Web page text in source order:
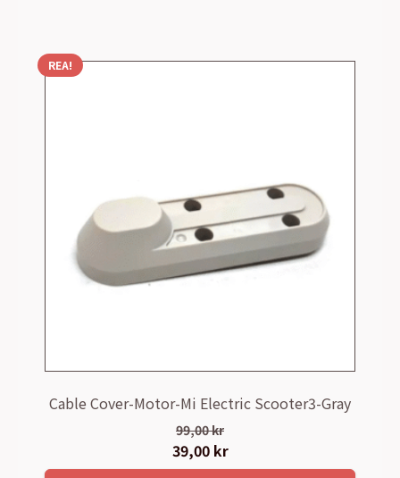
REA!
Cable Cover-Motor-Mi Electric Scooter3-Gray
99,00kr
Det
ursprungliga
39,00 krDet
nuvarande